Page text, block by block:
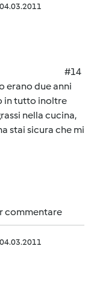
#14
erano due anni
in tutto inoltre
nella cucina,
stai sicura che mi
commentare